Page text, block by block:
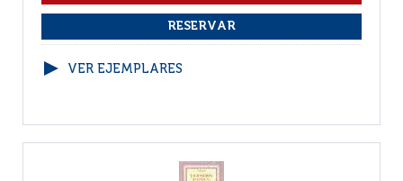
VER EJEMPLARES